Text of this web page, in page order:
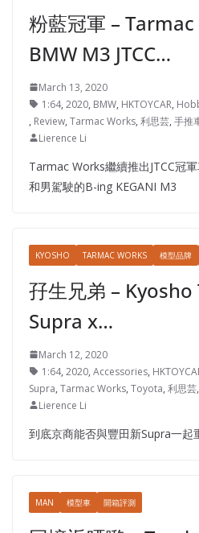
粉藍冠軍 –
BMW M3 JTCC…
March 13, 2020
1:64, 2020, BMW, HKTOYCAR,
, Review, Tarmac Works, 利思芸, 手推
Lierence Li
Tarmac Works繼續推出JTCC冠
和男駕駛的B-ing KEGANI M3
KYOSHO TARMAC WORKS 模型品牌
孖生兄弟 – Kyosho
Supra x…
March 12, 2020
1:64, 2020, Accessories,
Supra, Tarmac Works, Toyota, 利思芸,
Lierence Li
到底京商能否與豐田新Supra一起
MAN 模型車 開箱評測